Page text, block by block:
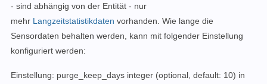
- sind abhängig von der Entität - nur
mehr Langzeitstatistikdaten vorhanden. Wie lange die
Sensordaten behalten werden, kann mit folgender Einstellung
konfiguriert werden:
Einstellung: purge_keep_days integer (optional, default: 10) in